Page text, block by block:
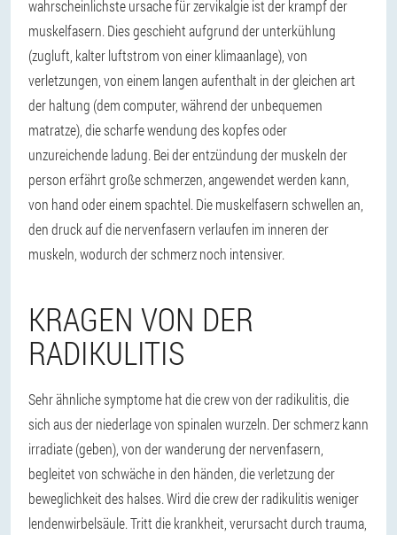
wahrscheinlichste ursache für zervikalgie ist der krampf der
muskelfasern. Dies geschieht aufgrund der unterkühlung
(zugluft, kalter luftstrom von einer klimaanlage), von
verletzungen, von einem langen aufenthalt in der gleichen art
der haltung (dem computer, während der unbequemen
matratze), die scharfe wendung des kopfes oder
unzureichende ladung. Bei der entzündung der muskeln der
person erfährt große schmerzen, angewendet werden kann,
von hand oder einem spachtel. Die muskelfasern schwellen an,
den druck auf die nervenfasern verlaufen im inneren der
muskeln, wodurch der schmerz noch intensiver.
KRAGEN VON DER
RADIKULITIS
Sehr ähnliche symptome hat die crew von der radikulitis, die
sich aus der niederlage von spinalen wurzeln. Der schmerz kann
irradiate (geben), von der wanderung der nervenfasern,
begleitet von schwäche in den händen, die verletzung der
beweglichkeit des halses. Wird die crew der radikulitis weniger
lendenwirbelsäule. Tritt die krankheit, verursacht durch trauma,